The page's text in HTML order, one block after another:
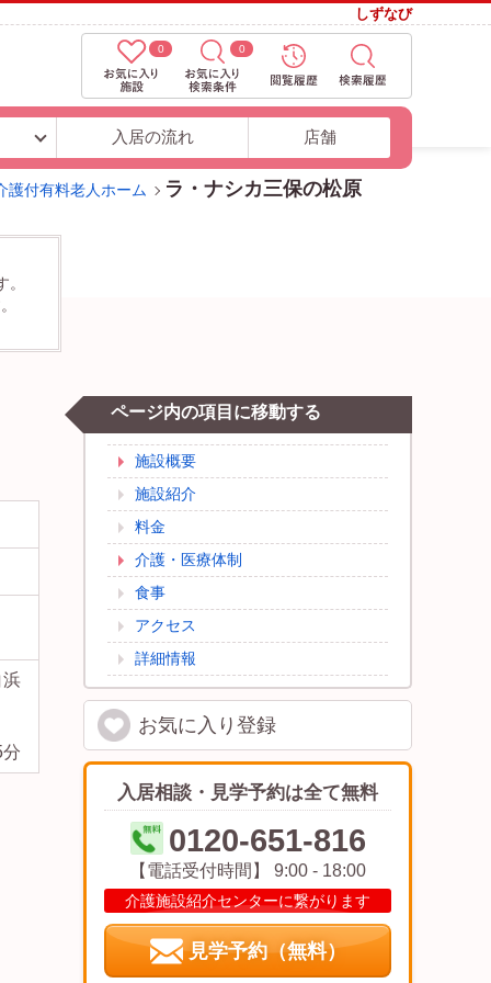
しずなび
0 0
入居の流れ 店舗
護付有料老人ホーム ラ・ナシカ三保の松原
外観 綺麗な外観施設で過ごす人に満足を与える新しい建物
になっています。 （ラ・ナシカ三保の松原）
ページ内の項目に移動する
施設概要
施設紹介
料金
介護・医療体制
食事
アクセス
詳細情報
お気に入り 登録
入居相談・見学予約は全て無料
0120-651-816
【電話受付時間】 9:00 - 18:00
介護施設紹介センターに繋がります
見学予約（無料）